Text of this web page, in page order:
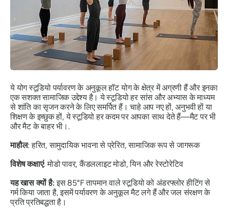
ये योग स्टूडियो पर्यावरण के अनुकूल हॉट योग के क्षेत्र में अग्रणी हैं और इनका
एक सशक्त सामाजिक उद्देश्य है। ये स्टूडियो हर सांस और अभ्यास के माध्यम
से शांति का सृजन करने के लिए समर्पित हैं। चाहे आप नए हों, अनुभवी हों या
शिक्षण के इच्छुक हों, ये स्टूडियो हर कदम पर आपका साथ देते हैं—मैट पर भी
और मैट के बाहर भी।.
माहौल: हरित, सामुदायिक भावना से प्रेरित, सामाजिक रूप से जागरूक
विशेष कक्षाएं: मोडो पावर, कैंडललाइट मोडो, यिन और रेस्टोरेटिव
यह खास क्यों है:इस 85°F तापमान वाले स्टूडियो को अंडरफ्लोर हीटिंग से
गर्म किया जाता है, इसमें पर्यावरण के अनुकूल मैट लगे हैं और जल संरक्षण के
प्रति प्रतिबद्धता है।